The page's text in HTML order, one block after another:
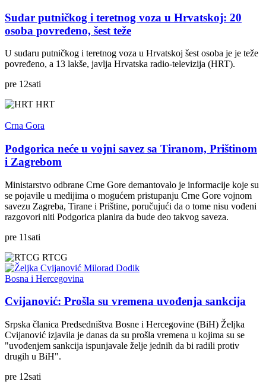
Sudar putničkog i teretnog voza u Hrvatskoj: 20
osoba povređeno, šest teže
U sudaru putničkog i teretnog voza u Hrvatskoj šest osoba je je teže
povređeno, a 13 lakše, javlja Hrvatska radio-televizija (HRT).
pre 12sati
HRT
Crna Gora
Podgorica neće u vojni savez sa Tiranom, Prištinom
i Zagrebom
Ministarstvo odbrane Crne Gore demantovalo je informacije koje su
se pojavile u medijima o mogućem pristupanju Crne Gore vojnom
savezu Zagreba, Tirane i Prištine, poručujući da o tome nisu vođeni
razgovori niti Podgorica planira da bude deo takvog saveza.
pre 11sati
RTCG
Bosna i Hercegovina
Cvijanović: Prošla su vremena uvođenja sankcija
Srpska članica Predsedništva Bosne i Hercegovine (BiH) Željka
Cvijanović izjavila je danas da su prošla vremena u kojima su se
"uvođenjem sankcija ispunjavale želje jednih da bi radili protiv
drugih u BiH".
pre 12sati